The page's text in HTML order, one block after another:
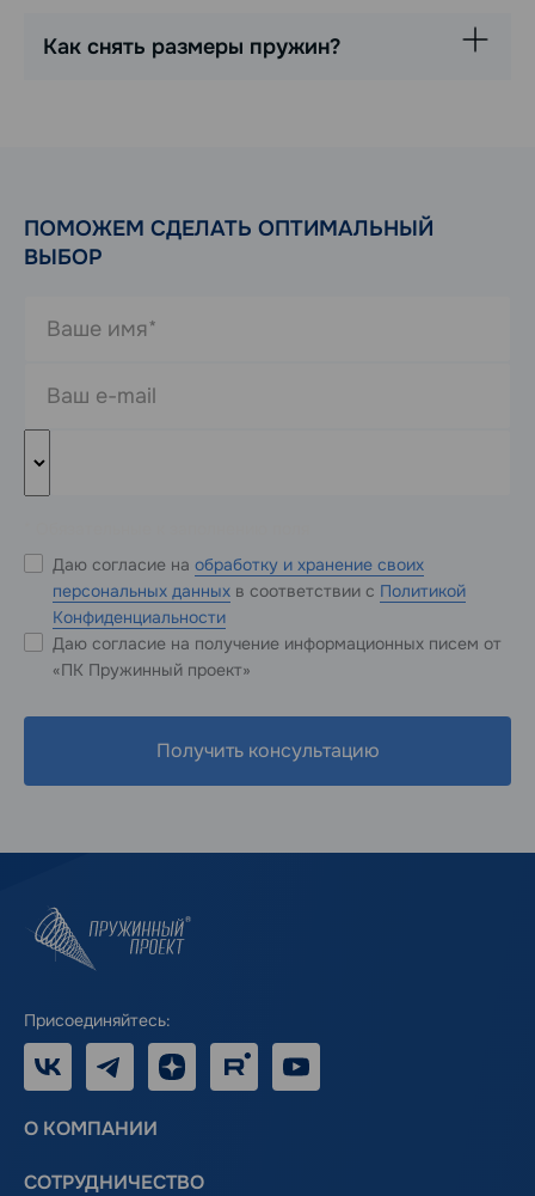
Как снять размеры пружин?
ПОМОЖЕМ СДЕЛАТЬ ОПТИМАЛЬНЫЙ
ВЫБОР
Даю согласие на обработку и хранение своих
персональных данных в соответствии с Политикой
Конфиденциальности
Даю согласие на получение информационных писем от
«ПК Пружинный проект»
Получить консультацию
Присоединяйтесь:
VK TelegramДзен RUTUBE
О КОМПАНИИ
СОТРУДНИЧЕСТВО